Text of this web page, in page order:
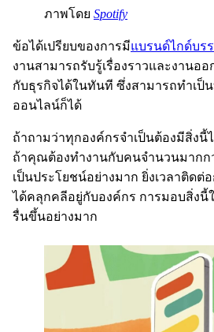
ภาพโดย Spotify
ข้อได้เปรียบของการมีแบรนด์ไกด์บร
งานสามารถรับรู้เรื่องราวและงานอ
กับธุรกิจได้ในทันที ซึ่งสามารถทำเ
ออนไลน์ก็ได้
ถ้าถามว่าทุกองค์กรจำเป็นต้องมีสิ่งนี้
ถ้าคุณต้องทำงานกับคนจำนวนมากก
เป็นประโยชน์อย่างมาก ยิ่งเวลาติด
ได้คลุกคลีอยู่กับองค์กร การมอบสิ่งนี้
รื่นขึ้นอย่างมาก